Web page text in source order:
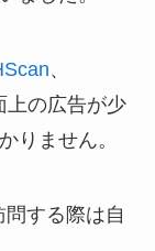
、
上の広告が少
りません。
する際は自